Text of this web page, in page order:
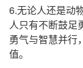
6.无论人还是动
人只有不断鼓足
勇气与智慧并行
值。